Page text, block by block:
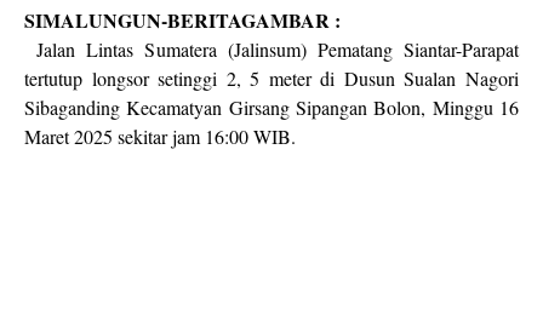
SIMALUNGUN-BERITAGAMBAR :
Jalan Lintas Sumatera (Jalinsum) Pematang Siantar-Parapat
tertutup longsor setinggi 2, 5 meter di Dusun Sualan Nagori
Sibaganding Kecamatyan Girsang Sipangan Bolon, Minggu 16
Maret 2025 sekitar jam 16:00 WIB.